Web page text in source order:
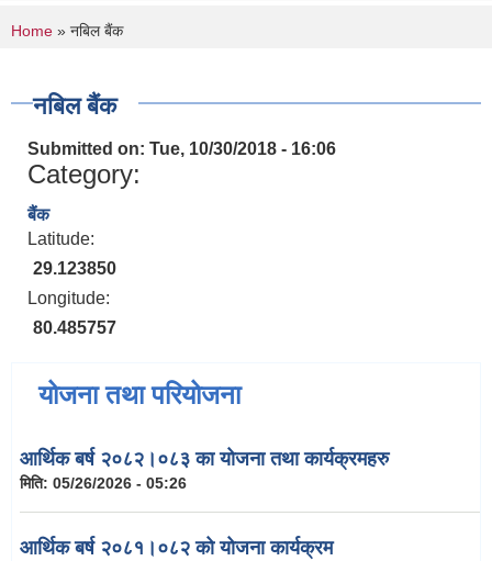
You are here
Home » नबिल बैंक
नबिल बैंक
Submitted on: Tue, 10/30/2018 - 16:06
Category:
बैंक
Latitude:
29.123850
Longitude:
80.485757
योजना तथा परियोजना
आर्थिक बर्ष २०८२।०८३ का योजना तथा कार्यक्रमहरु
मिति: 05/26/2026 - 05:26
आर्थिक बर्ष २०८१।०८२ को योजना कार्यक्रम